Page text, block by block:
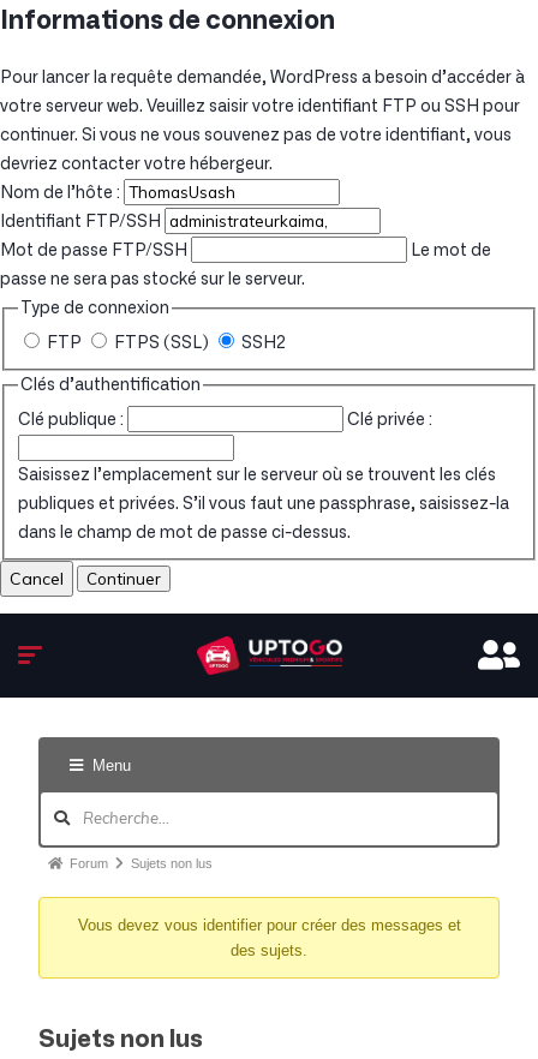
Informations de connexion
Pour lancer la requête demandée, WordPress a besoin d’accéder à
votre serveur web. Veuillez saisir votre identifiant FTP ou SSH pour
continuer. Si vous ne vous souvenez pas de votre identifiant, vous
devriez contacter votre hébergeur.
Nom de l’hôte :
Identifiant FTP/SSH
Mot de passe FTP/SSH
Le mot de
passe ne sera pas stocké sur le serveur.
Type de connexion
FTP FTPS (SSL) SSH2
Clés d’authentification
Clé publique : Clé privée :
Saisissez l’emplacement sur le serveur où se trouvent les clés
publiques et privées. S’il vous faut une passphrase, saisissez-la
dans le champ de mot de passe ci-dessus.
Cancel
Menu
Forum Sujets non lus
Vous devez vous identifier pour créer des messages et
des sujets.
Sujets non lus